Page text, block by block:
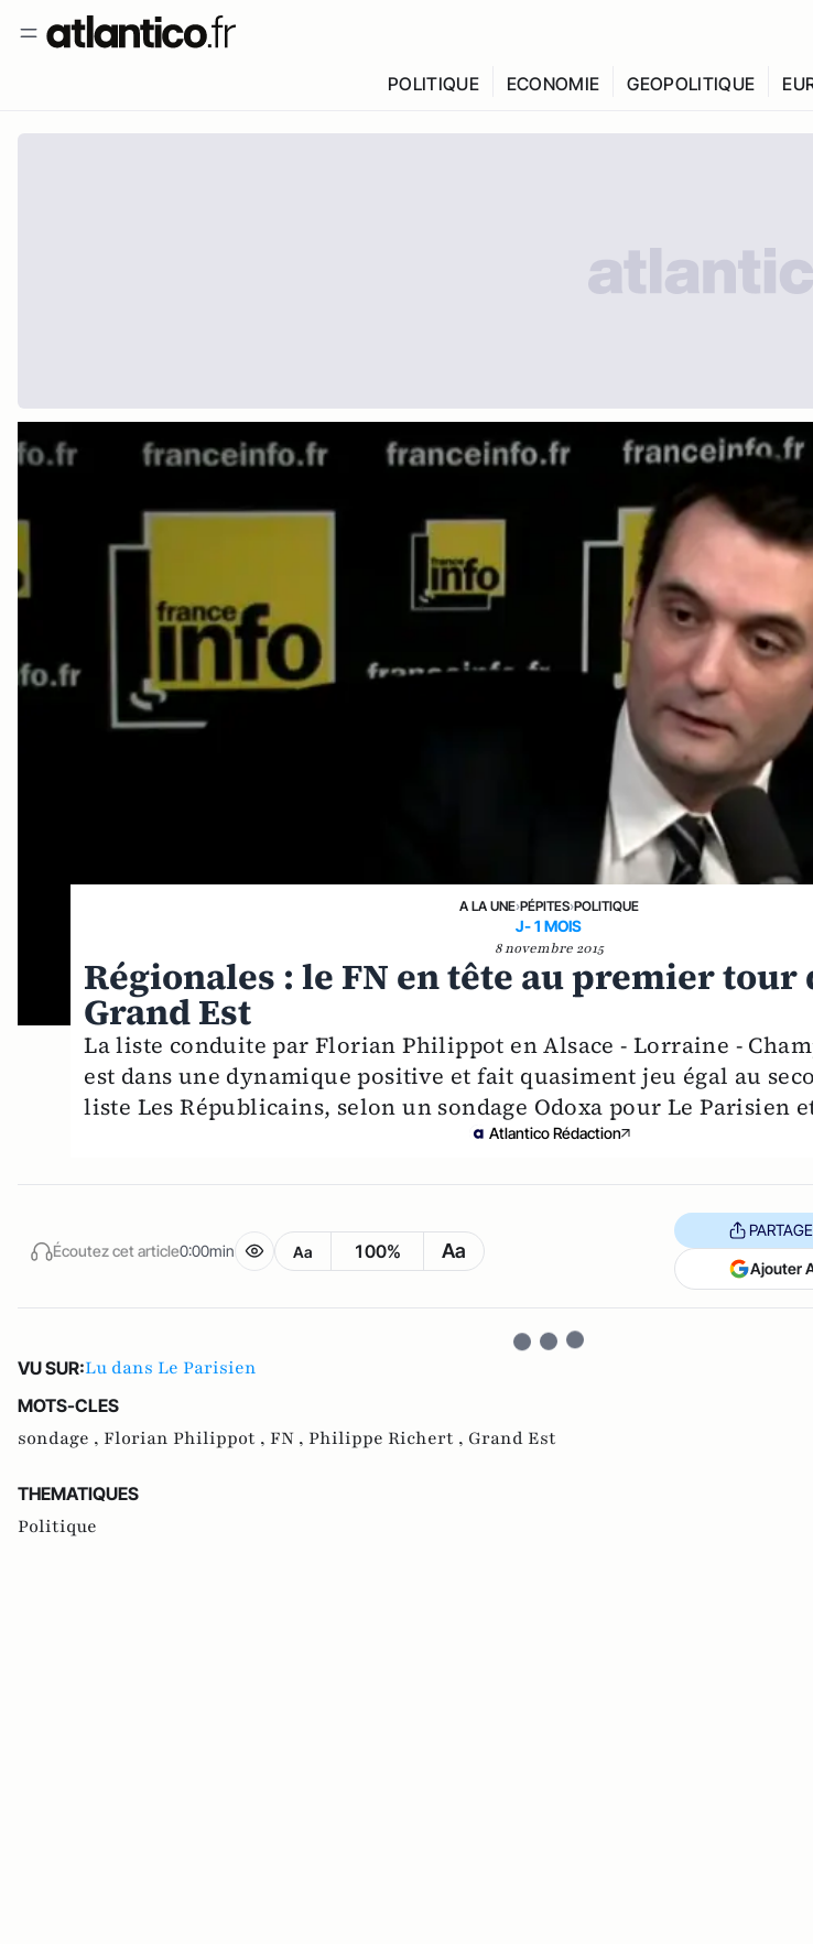
POLITIQUE ECONOMIE GEOPOLITIQUE
A LA UNE›PÉPITES›POLITIQUE
J- 1 MOIS
8 novembre 2015
Régionales : le FN en tête au premier tour
Grand Est
La liste conduite par Florian Philippot en Alsace - Lorraine -
est dans une dynamique positive et fait quasiment jeu égal au
liste Les Républicains, selon un sondage Odoxa pour Le Parisien
Atlantico Rédaction
Écoutez cet article0:00min Aa 100% Aa
Ajouter
VU SUR:Lu dans Le Parisien
MOTS-CLES
sondage , Florian Philippot , FN , Philippe Richert , Grand Est
THEMATIQUES
Politique